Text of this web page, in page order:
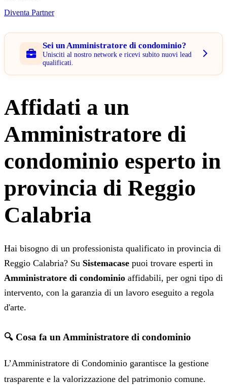
Diventa Partner
Sei un Amministratore di condominio?
Unisciti al nostro network e ricevi subito nuovi lead
qualificati.
Affidati a un
Amministratore di
condominio esperto in
provincia di Reggio
Calabria
Hai bisogno di un professionista qualificato in provincia di
Reggio Calabria? Su Sistemacase puoi trovare esperti in
Amministratore di condominio affidabili, per ogni tipo di
intervento, con la garanzia di un lavoro eseguito a regola
d'arte.
🔍 Cosa fa un Amministratore di condominio
L’Amministratore di Condominio garantisce la gestione
trasparente e la valorizzazione del patrimonio comune.